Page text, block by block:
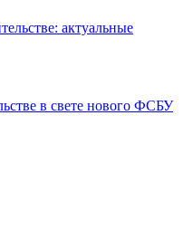
актуальные
в свете нового ФСБУ